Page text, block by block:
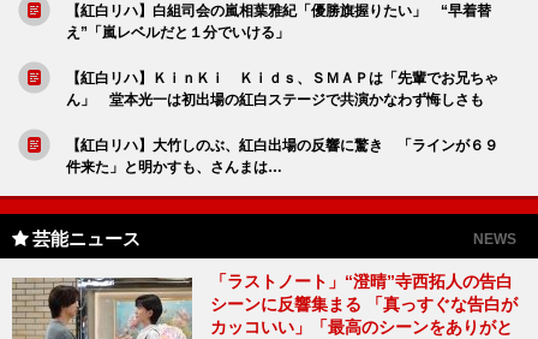
【紅白リハ】白組司会の嵐相葉雅紀「優勝旗握りたい」 “早着替
え”「嵐レベルだと１分でいける」
【紅白リハ】ＫｉｎＫｉ Ｋｉｄｓ、ＳＭＡＰは「先輩でお兄ちゃ
ん」 堂本光一は初出場の紅白ステージで共演かなわず悔しさも
【紅白リハ】大竹しのぶ、紅白出場の反響に驚き 「ラインが６９
件来た」と明かすも、さんまは…
芸能ニュース NEWS
「ラストノート」“澄晴”寺西拓人の告白
シーンに反響集まる 「真っすぐな告白が
カッコいい」「最高のシーンをありがと